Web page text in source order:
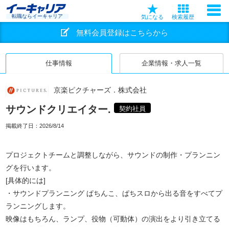
転職ならイーキャリア 気になる 検索履歴
無料会員登録はこちらから
仕事情報 企業情報・求人一覧
京楽ピクチャーズ．株式会社
サウンドクリエイター. 契約社員
掲載終了日： 2026/8/14
プロジェクトチームと調整しながら、サウンドの制作・プランニン
グを行います。
[具体的には]
・サウンドプランニング ぱちんこ、ぱちスロから出る音をすべてプ
ランニングします。
映像はもちろん、ランプ、役物（可動体）の演出をより引き立てる